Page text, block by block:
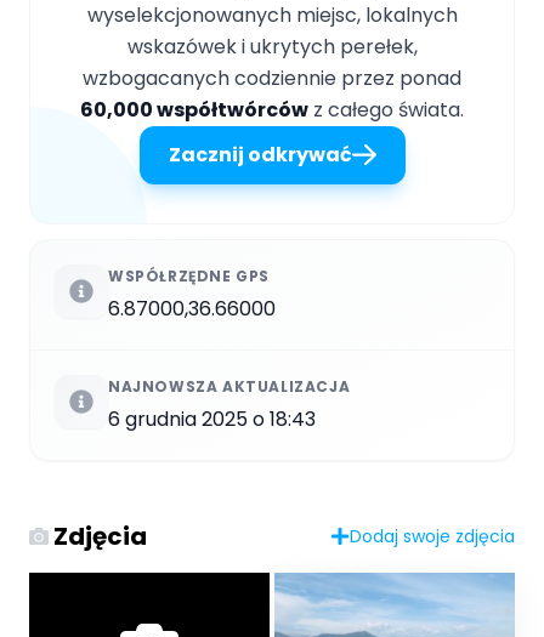
wyselekcjonowanych miejsc, lokalnych
wskazówek i ukrytych perełek,
wzbogacanych codziennie przez ponad
60,000 współtwórców z całego świata.
Zacznij odkrywać
WSPÓŁRZĘDNE GPS
6.87000,36.66000
NAJNOWSZA AKTUALIZACJA
6 grudnia 2025 o 18:43
Zdjęcia Dodaj swoje zdjęcia